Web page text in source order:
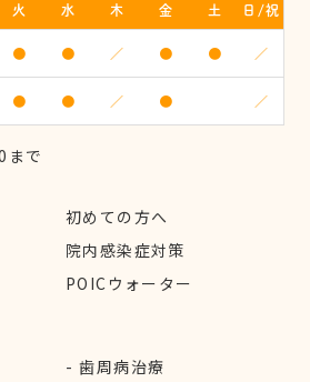
火 水 木 金 土 日/祝
● ● ／ ● ● ／
● ● ／ ● ／
まで
初めての方へ
院内感染症対策
POICウォーター
歯周病治療